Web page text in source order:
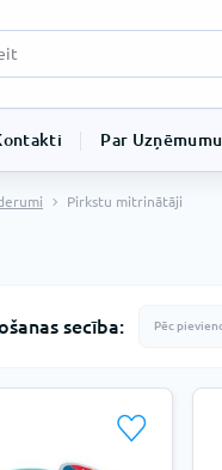
Par Uzņēmumu
Pirkstu mitrinātāji
secība: